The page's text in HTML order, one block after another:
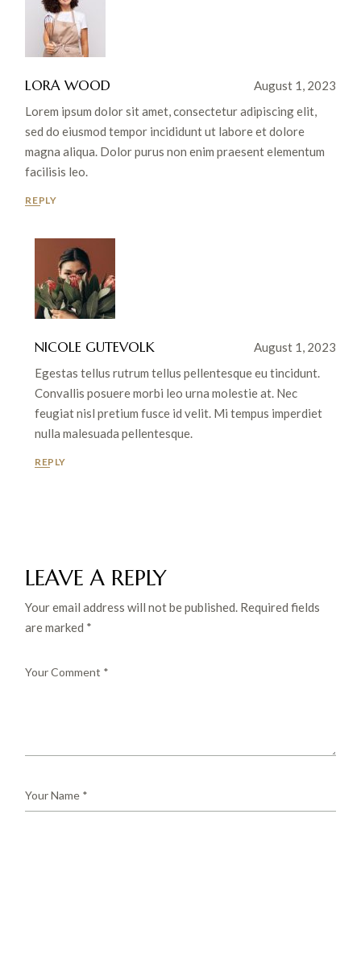
LORA WOOD
August 1, 2023
Lorem ipsum dolor sit amet, consectetur adipiscing elit,
sed do eiusmod tempor incididunt ut labore et dolore
magna aliqua. Dolor purus non enim praesent elementum
facilisis leo.
REPLY
NICOLE GUTEVOLK
August 1, 2023
Egestas tellus rutrum tellus pellentesque eu tincidunt.
Convallis posuere morbi leo urna molestie at. Nec
feugiat nisl pretium fusce id velit. Mi tempus imperdiet
nulla malesuada pellentesque.
REPLY
LEAVE A REPLY
Your email address will not be published. Required fields
are marked *